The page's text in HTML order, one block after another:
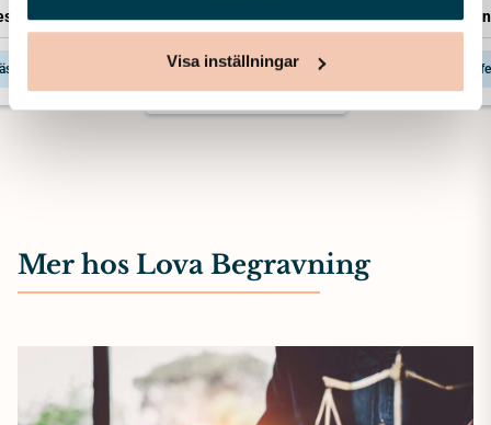
Visa inställningar
från Lova
mer & få offert Läs mer & få offert
Representant
Läs mer & få
Mer hos Lova Begravning